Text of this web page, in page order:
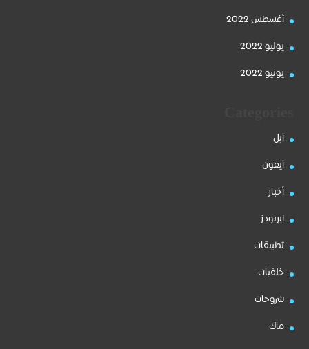
أغسطس 2022
يوليو 2022
يونيو 2022
آبل
آيفون
أخبار
ايربودز
تطبيقات
خلفيات
شروحات
ماك